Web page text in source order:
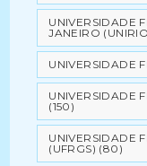
UNIVERSIDADE
JANEIRO
UNIVERSIDADE
UNIVERSIDADE
(150)
UNIVERSIDADE
(UFRGS) (80)